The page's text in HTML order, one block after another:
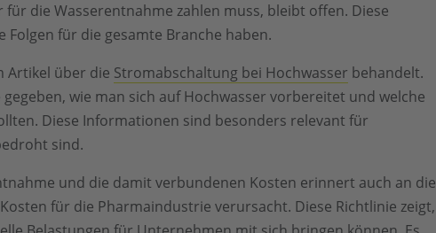
für die Wasserentnahme zahlen muss, bleibt offen. Diese
für die gesamte Branche haben.
Artikel über die Stromabschaltung bei Hochwasser behandelt.
wie man sich auf Hochwasser vorbereitet und welche
Diese Informationen sind besonders relevant für
sind.
und die damit verbundenen Kosten erinnert auch an die
für die Pharmaindustrie verursacht. Diese Richtlinie zeigt,